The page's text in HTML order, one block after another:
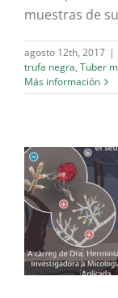
muestras de
agosto 12th, 2017 |
trufa negra, Tuber
Más información